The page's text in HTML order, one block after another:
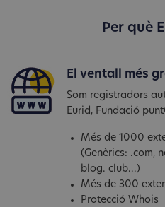
Per què
El ventall més
Som registradors
Eurid, Fundació
Més de 1000
(Genèrics: .com,
blog. club...)
Més de 300
Protecció Whois